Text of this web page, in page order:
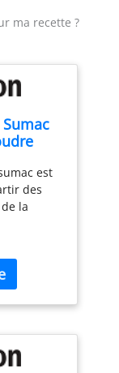
ma recette ?
et
est
des
la
les
et
Elle